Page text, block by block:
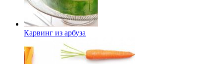
Карвинг из арбуза